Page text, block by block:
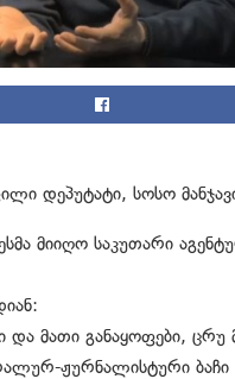
დეპუტატი, სოსო
მიიღო საკუთარი
და მათი განაყოფები, ცრუ
ჟურნალისტური ბაჩი